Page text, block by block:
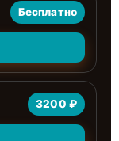
Бесплатно
3200 ₽